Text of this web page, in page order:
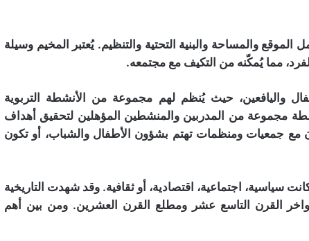
والمساحة والبنية التحتية والتنظيم. يُعتبر المخيم وسيلة
مما يُمكّنه من التكيف مع مجتمعه.
واليافعين، حيث يُنظم لهم مجموعة من الأنشطة التربوية
مجموعة من المدربين والمنشطين المؤهلين لتحقيق أهداف
مع جمعيات ومنظمات تهتم بشؤون الأطفال والشباب، أو تكون
سياسية، اجتماعية، اقتصادية، أو ثقافية. وقد شهدت التاريخية
القرن التاسع عشر ومطلع القرن العشرين. ومن بين أهم